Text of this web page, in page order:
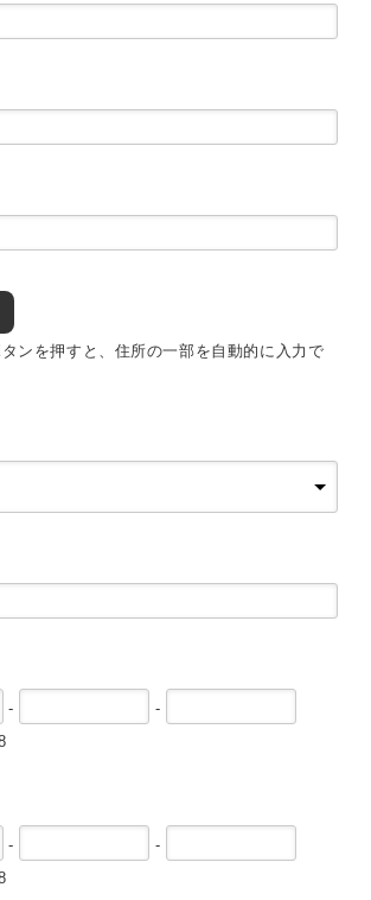
タンを押すと、住所の一部を自動的に入力で
-
-
-
-